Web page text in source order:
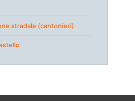
stradale (cantonieri)